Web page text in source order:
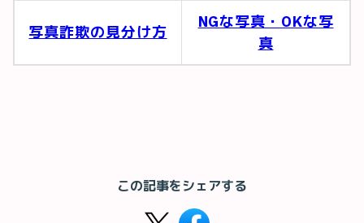
写真詐欺の見分け方
NGな写真・OKな写
真
この記事をシェアする